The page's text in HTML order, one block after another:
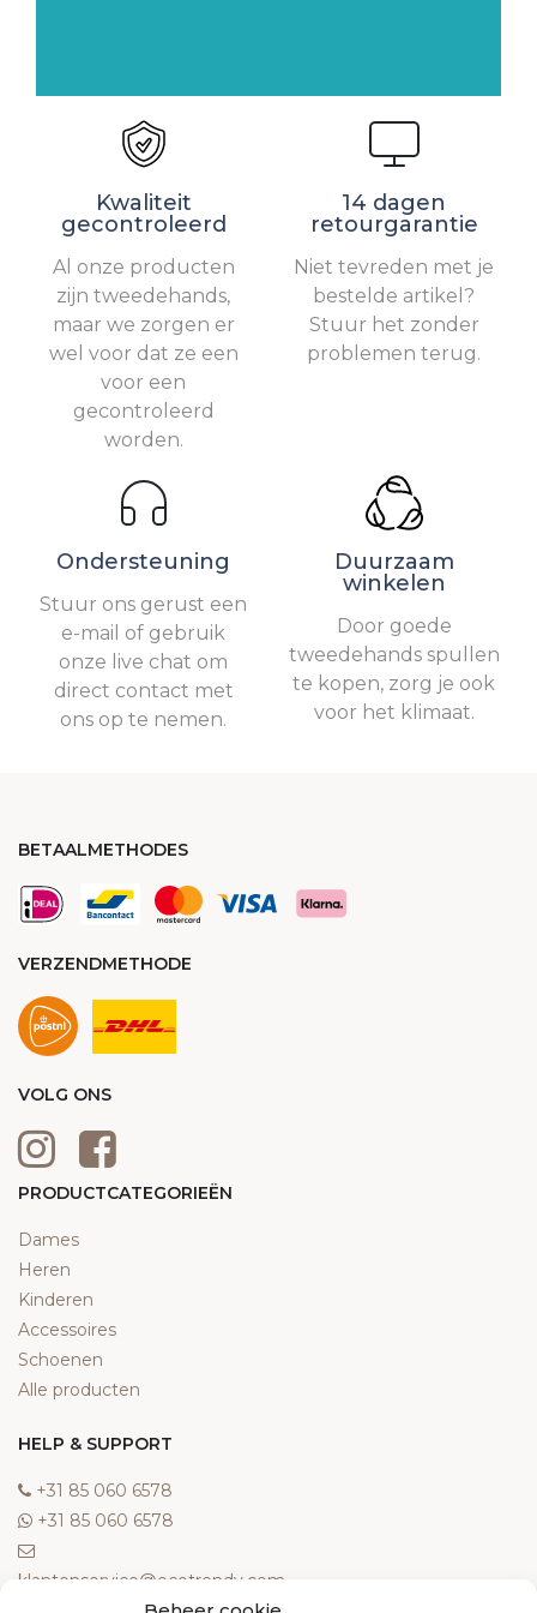
Kwaliteit
gecontroleerd
Al onze producten
zijn tweedehands,
maar we zorgen er
wel voor dat ze een
voor een
gecontroleerd
worden.
14 dagen
retourgarantie
Niet tevreden met je
bestelde artikel?
Stuur het zonder
problemen terug.
Ondersteuning
Stuur ons gerust een
e-mail of gebruik
onze live chat om
direct contact met
ons op te nemen.
Duurzaam
winkelen
Door goede
tweedehands spullen
te kopen, zorg je ook
voor het klimaat.
BETAALMETHODES
VERZENDMETHODE
VOLG ONS
PRODUCTCATEGORIEËN
Dames
Heren
Kinderen
Accessoires
Schoenen
Alle producten
HELP & SUPPORT
‎+31 85 060 6578
‎+31 85 060 6578
klantenservice@ecotrendy.com